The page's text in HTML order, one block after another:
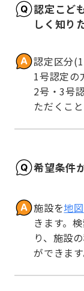
認定こど
しく知り
認定区分
1号認定の
2号・3号
ただくこ
希望条件
施設を地図
きます。
り、施設
ができます